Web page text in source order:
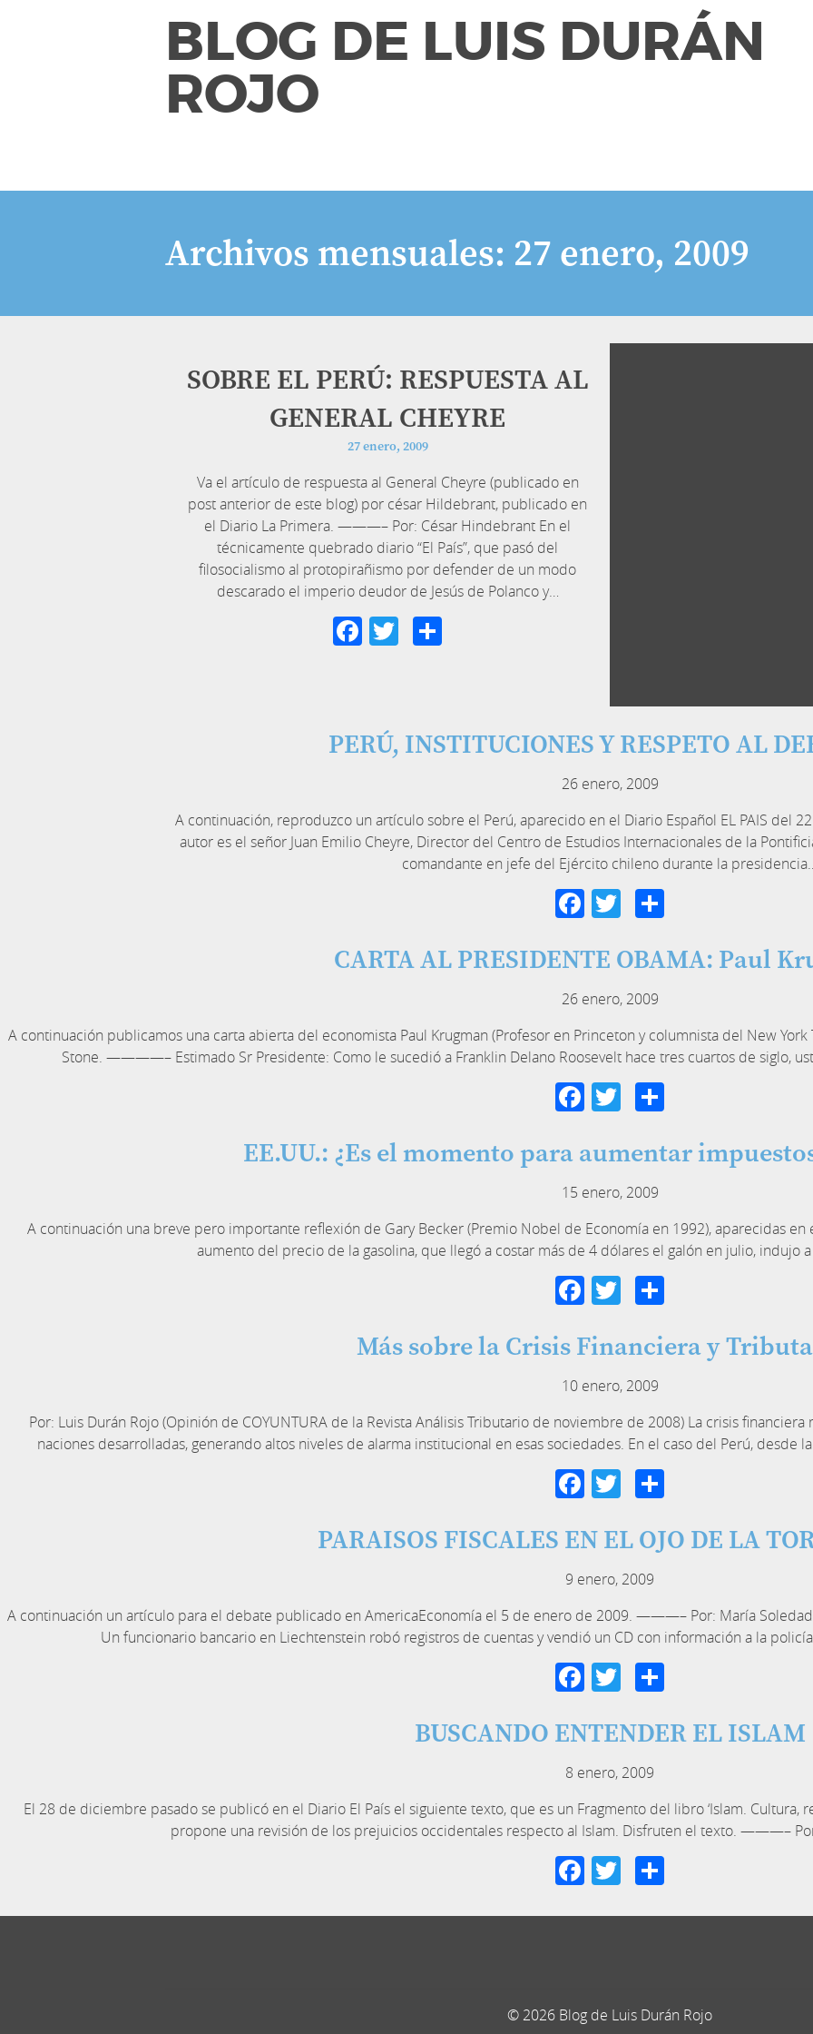
BLOG DE LUIS DURÁN
ROJO
Archivos mensuales: 27 enero, 2009
SOBRE EL PERÚ: RESPUESTA AL
GENERAL CHEYRE
27 enero, 2009
Va el artículo de respuesta al General Cheyre (publicado en
post anterior de este blog) por césar Hildebrant, publicado en
el Diario La Primera. ———– Por: César Hindebrant En el
técnicamente quebrado diario “El País”, que pasó del
filosocialismo al protopirañismo por defender de un modo
descarado el imperio deudor de Jesús de Polanco y…
Facebook
Twitter
PERÚ, INSTITUCIONES Y RESPETO AL
26 enero, 2009
A continuación, reproduzco un artículo sobre el Perú, aparecido en el Diario Español EL PAIS del
autor es el señor Juan Emilio Cheyre, Director del Centro de Estudios Internacionales de la
comandante en jefe del Ejército chileno durante la
Facebook
Twitter
CARTA AL PRESIDENTE OBAMA: Paul
26 enero, 2009
A continuación publicamos una carta abierta del economista Paul Krugman (Profesor en Princeton y columnista del New
Stone. ————– Estimado Sr Presidente: Como le sucedió a Franklin Delano Roosevelt hace tres cuartos de siglo,
Facebook
Twitter
EE.UU.: ¿Es el momento para aumentar
15 enero, 2009
A continuación una breve pero importante reflexión de Gary Becker (Premio Nobel de Economía en 1992), aparecidas
aumento del precio de la gasolina, que llegó a costar más de 4 dólares el galón en julio, indujo
Facebook
Twitter
Más sobre la Crisis Financiera y
10 enero, 2009
Por: Luis Durán Rojo (Opinión de COYUNTURA de la Revista Análisis Tributario de noviembre de 2008) La crisis
naciones desarrolladas, generando altos niveles de alarma institucional en esas sociedades. En el caso del Perú, desde
Facebook
Twitter
PARAISOS FISCALES EN EL OJO DE LA
9 enero, 2009
A continuación un artículo para el debate publicado en AmericaEconomía el 5 de enero de 2009. ———– Por: María
Un funcionario bancario en Liechtenstein robó registros de cuentas y vendió un CD con información a la
Facebook
Twitter
BUSCANDO ENTENDER EL ISLAM
8 enero, 2009
El 28 de diciembre pasado se publicó en el Diario El País el siguiente texto, que es un Fragmento del libro ‘Islam. Cultura,
propone una revisión de los prejuicios occidentales respecto al Islam. Disfruten el texto. ———–
Facebook
Twitter
© 2026 Blog de Luis Durán Rojo